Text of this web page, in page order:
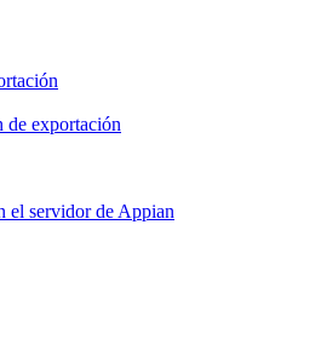
exportación
el servidor de Appian